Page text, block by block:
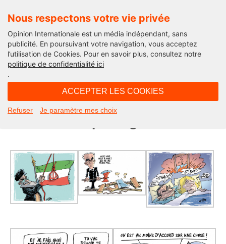
Nous respectons votre vie privée
Opinion Internationale est un média indépendant, sans
publicité. En poursuivant votre navigation, vous acceptez
l’utilisation de Cookies. Pour en savoir plus, consultez notre
politique de confidentialité ici
.
ACCEPTER LES COOKIES
Refuser Je paramètre mes choix
Abolir la peine de mort
La peine de mort en France et dans